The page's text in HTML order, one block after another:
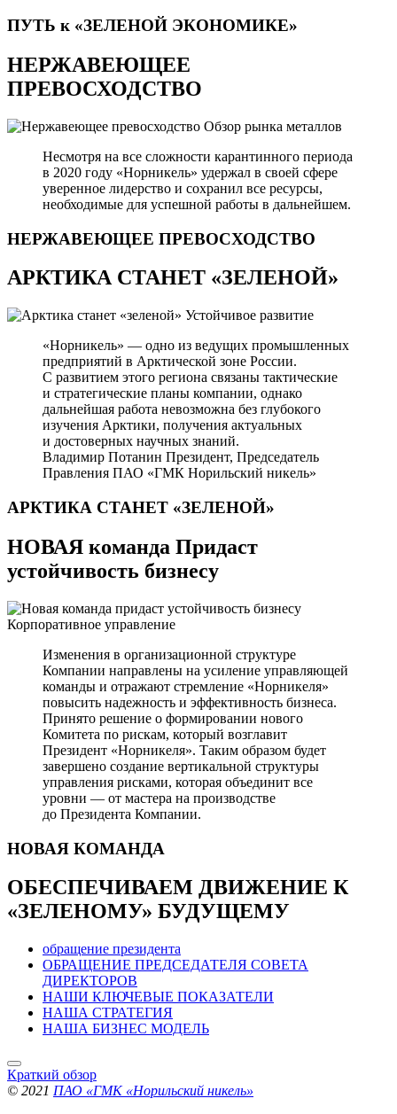
ПУТЬ к «ЗЕЛЕНОЙ ЭКОНОМИКЕ»
НЕРЖАВЕЮЩЕЕ
ПРЕВОСХОДСТВО
Обзор рынка металлов
Несмотря на все сложности карантинного периода
в 2020 году «Норникель» удержал в своей сфере
уверенное лидерство и сохранил все ресурсы,
необходимые для успешной работы в дальнейшем.
НЕРЖАВЕЮЩЕЕ ПРЕВОСХОДСТВО
АРКТИКА СТАНЕТ «ЗЕЛЕНОЙ»
Устойчивое развитие
«Норникель» — одно из ведущих промышленных
предприятий в Арктической зоне России.
С развитием этого региона связаны тактические
и стратегические планы компании, однако
дальнейшая работа невозможна без глубокого
изучения Арктики, получения актуальных
и достоверных научных знаний.
Владимир Потанин Президент, Председатель
Правления ПАО «ГМК Норильский никель»
АРКТИКА СТАНЕТ «ЗЕЛЕНОЙ»
НОВАЯ команда Придаст
устойчивость бизнесу
Корпоративное управление
Изменения в организационной структуре
Компании направлены на усиление управляющей
команды и отражают стремление «Норникеля»
повысить надежность и эффективность бизнеса.
Принято решение о формировании нового
Комитета по рискам, который возглавит
Президент «Норникеля». Таким образом будет
завершено создание вертикальной структуры
управления рисками, которая объединит все
уровни — от мастера на производстве
до Президента Компании.
НОВАЯ КОМАНДА
ОБЕСПЕЧИВАЕМ ДВИЖЕНИЕ К
«ЗЕЛЕНОМУ» БУДУЩЕМУ
обращение президента
ОБРАЩЕНИЕ ПРЕДСЕДАТЕЛЯ СОВЕТА
ДИРЕКТОРОВ
НАШИ КЛЮЧЕВЫЕ ПОКАЗАТЕЛИ
НАША СТРАТЕГИЯ
НАША БИЗНЕС МОДЕЛЬ
Краткий обзор
© 2021 ПАО «ГМК «Норильский никель»